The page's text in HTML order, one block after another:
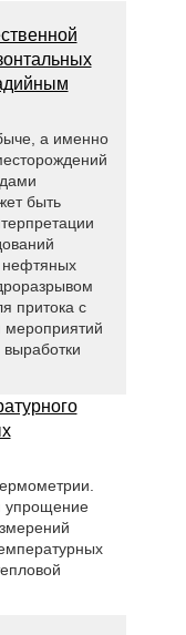
а именно
быть
нефтяных
притока с
упрощение